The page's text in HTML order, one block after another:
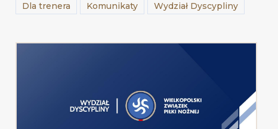
Dla trenera Komunikaty Wydział Dyscypliny